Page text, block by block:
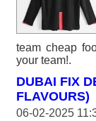
team cheap
your team!.
DUBAI FIX
FLAVOURS)
06-02-2025